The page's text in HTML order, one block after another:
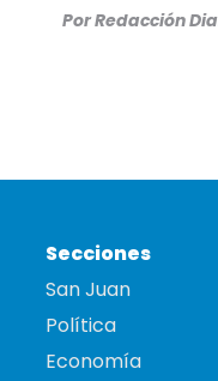
PorRedacción
Secciones
San Juan
Política
Economía